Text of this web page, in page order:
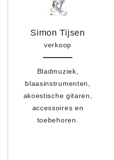
Simon Tijsen
verkoop
Bladmuziek,
blaasinstrumenten,
akoestische gitaren,
accessoires en
toebehoren.